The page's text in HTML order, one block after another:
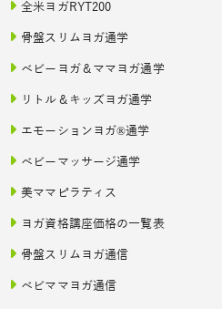
全米ヨガRYT200
骨盤スリムヨガ通学
ベビーヨガ＆ママヨガ通学
リトル＆キッズヨガ通学
エモーションヨガ®通学
ベビーマッサージ通学
美ママピラティス
ヨガ資格講座価格の一覧表
骨盤スリムヨガ通信
ベビママヨガ通信